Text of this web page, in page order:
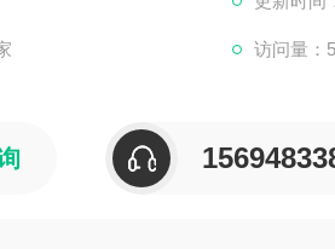
私自放水，从而减少系统失水，提高
访问量：